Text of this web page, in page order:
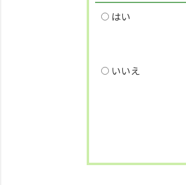
はい
いいえ